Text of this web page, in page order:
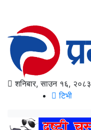
शनिबार, साउन १६, २०८३
टिभी